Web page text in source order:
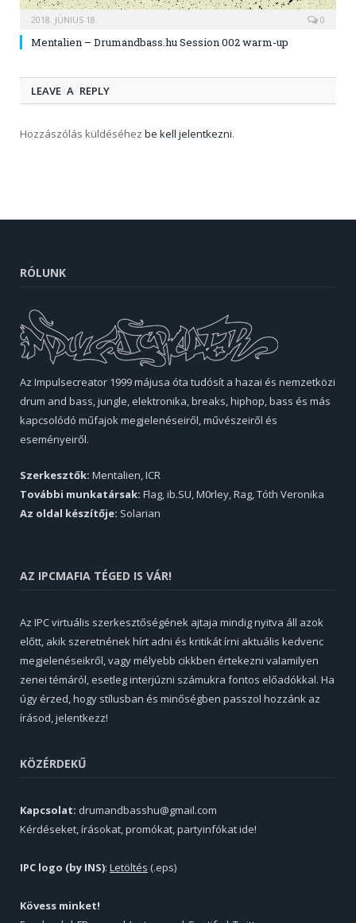
2018. JÚNIUS 18. 0
Mentalien – Drumandbass.hu Session 002 warm-up
LEAVE A REPLY
Hozzászólás küldéséhez be kell jelentkezni.
RÓLUNK
Az Impulsecreator 1999 májusa óta tudósít a hazai és nemzetközi
drum and bass, jungle, elektronika, breaks, hiphop, bass és más
kapcsolódó műfajok megjelenéseiről, művészeiről és
eseményeiről.
Szerkesztők: Mentalien, ICR
További munkatársak: Flag, ib.SU, M0rley, Rag, Tóth Veronika
Az oldal készítője: Solarian
AZ IPCMAFIA TÉGED IS VÁR!
Az IPC virtuális szerkesztőségének ajtaja mindig nyitva áll azok
előtt, akik szeretnének hírt adni és kritikát írni aktuális kedvenc
megjelenéseikről, vagy mélyebb cikkben értekezni valamilyen
zenei témáról, esetleg interjúzni számukra fontos előadókkal. Ha
úgy érzed, hogy stílusban és minőségben passzol hozzánk az
írásod, jelentkezz!
KÖZÉRDEKŰ
Kapcsolat: drumandbasshu@gmail.com
Kérdéseket, írásokat, promókat, partyinfókat ide!
IPC logo (by INS): Letöltés (.eps)
Kövess minket!